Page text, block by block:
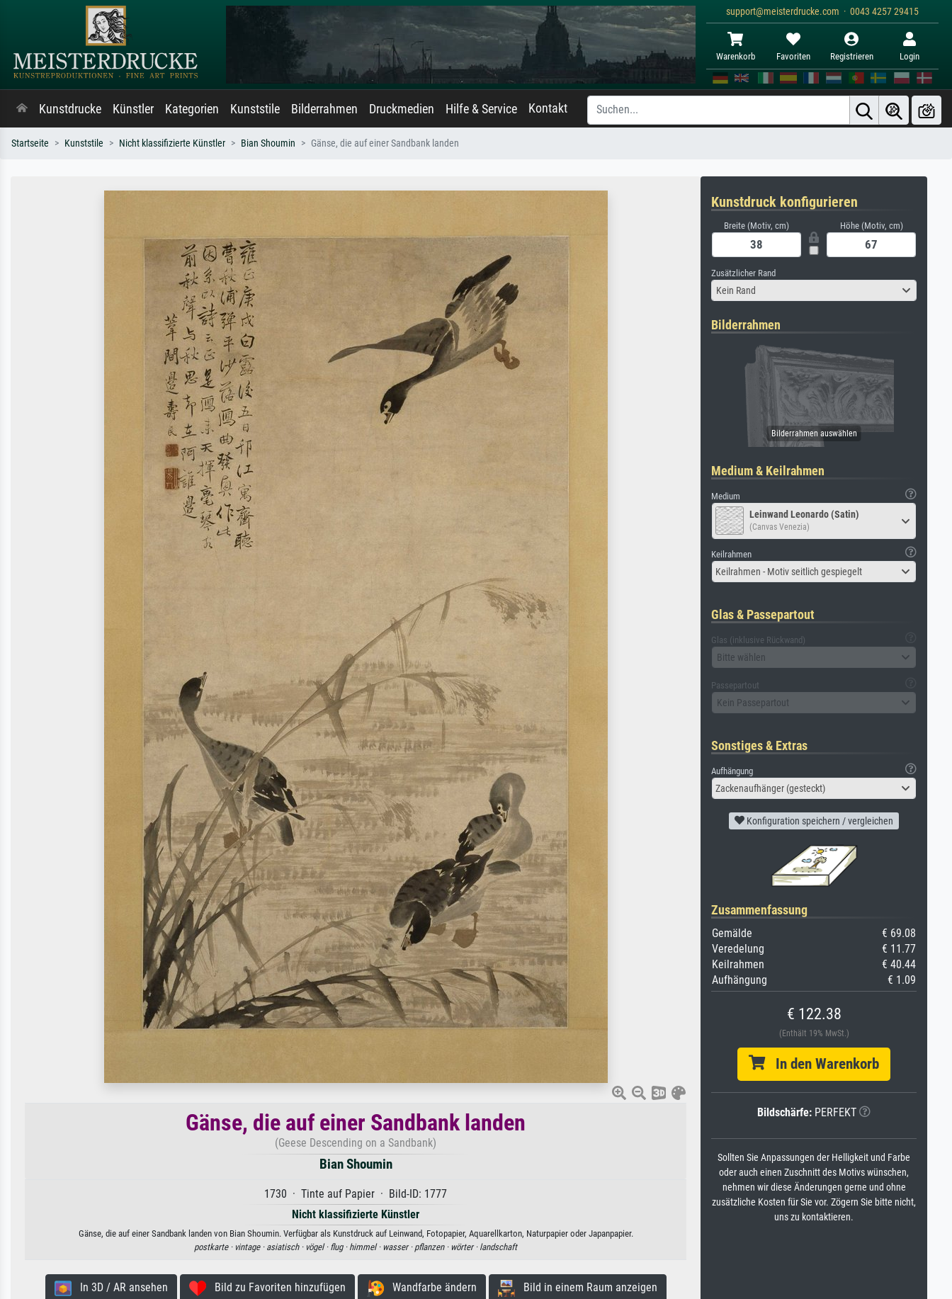
support@meisterdrucke.com · 0043 4257 29415
Warenkorb Favoriten Registrieren Login
Kunstdrucke Künstler Kategorien Kunststile Bilderrahmen Druckmedien Hilfe & Service Kontakt
Startseite Kunststile Nicht klassifizierte Künstler Bian Shoumin Gänse, die auf einer Sandbank landen
Gänse, die auf einer Sandbank landen
(Geese Descending on a Sandbank)
Bian Shoumin
1730 · Tinte auf Papier · Bild-ID: 1777
Nicht klassifizierte Künstler
Gänse, die auf einer Sandbank landen von Bian Shoumin. Verfügbar als Kunstdruck auf Leinwand, Fotopapier, Aquarellkarton, Naturpapier oder Japanpapier.
postkarte · vintage · asiatisch · vögel · flug · himmel · wasser · pflanzen · wörter · landschaft
In 3D / AR ansehen Bild zu Favoriten hinzufügen Wandfarbe ändern Bild in einem Raum anzeigen
Kunstdruck konfigurieren
Breite (Motiv, cm) Höhe (Motiv, cm)
Zusätzlicher Rand
Kein Rand
Bilderrahmen
Medium & Keilrahmen
Medium
Leinwand Leonardo (Satin)
(Canvas Venezia)
Keilrahmen
Keilrahmen - Motiv seitlich gespiegelt
Glas & Passepartout
Glas (inklusive Rückwand)
Bitte wählen
Passepartout
Kein Passepartout
Sonstiges & Extras
Aufhängung
Zackenaufhänger (gesteckt)
Konfiguration speichern / vergleichen
Zusammenfassung
Gemälde
€ 69.08
Veredelung
€ 11.77
Keilrahmen
€ 40.44
Aufhängung
€ 1.09
€ 122.38
(Enthält 19% MwSt.)
In den Warenkorb
Bildschärfe: PERFEKT
Sollten Sie Anpassungen der Helligkeit und Farbe
oder auch einen Zuschnitt des Motivs wünschen,
nehmen wir diese Änderungen gerne und ohne
zusätzliche Kosten für Sie vor. Zögern Sie bitte nicht,
uns zu kontaktieren.